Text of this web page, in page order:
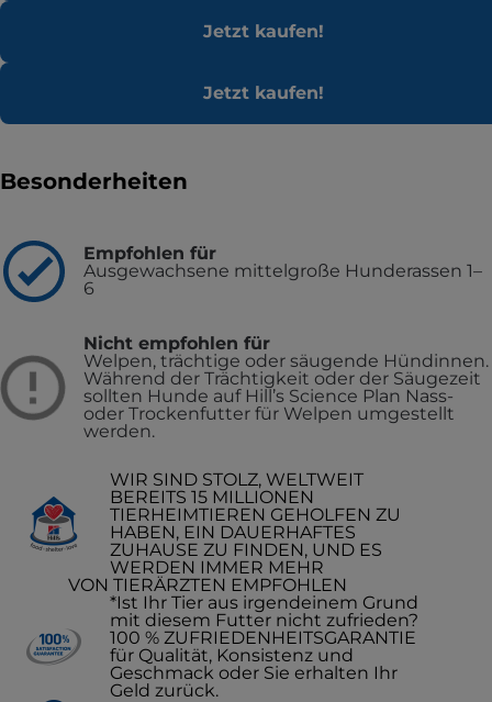
Jetzt kaufen!
Jetzt kaufen!
Besonderheiten
Empfohlen für
Ausgewachsene mittelgroße Hunderassen 1–
6
Nicht empfohlen für
Welpen, trächtige oder säugende Hündinnen.
Während der Trächtigkeit oder der Säugezeit
sollten Hunde auf Hill’s Science Plan Nass-
oder Trockenfutter für Welpen umgestellt
werden.
WIR SIND STOLZ, WELTWEIT
BEREITS 15 MILLIONEN
TIERHEIMTIEREN GEHOLFEN ZU
HABEN, EIN DAUERHAFTES
ZUHAUSE ZU FINDEN, UND ES
WERDEN IMMER MEHR
VON TIERÄRZTEN EMPFOHLEN
*Ist Ihr Tier aus irgendeinem Grund
mit diesem Futter nicht zufrieden?
100 % ZUFRIEDENHEITSGARANTIE
für Qualität, Konsistenz und
Geschmack oder Sie erhalten Ihr
Geld zurück.